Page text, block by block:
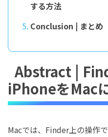
する方法
Conclusion | まとめ
Abstract |
iPhoneをMac
Macでは、Finder上の操作